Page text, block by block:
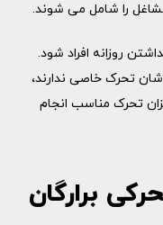
را شامل می شوند.
روزانه افراد شود.
تحرک خاصی ندارند،
تحرک مناسب انجام
برارگان